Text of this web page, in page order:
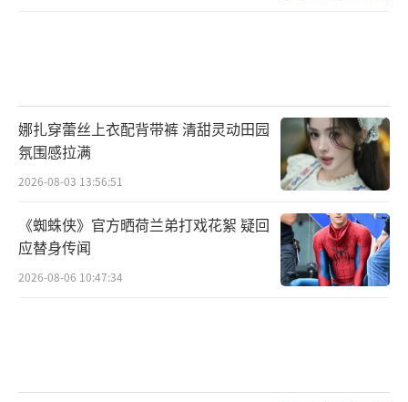
娜扎穿蕾丝上衣配背带裤 清甜灵动田园
氛围感拉满
2026-08-03 13:56:51
《蜘蛛侠》官方晒荷兰弟打戏花絮 疑回
应替身传闻
2026-08-06 10:47:34